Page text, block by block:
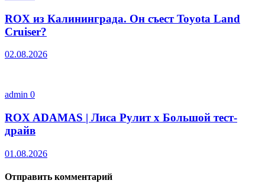
ROX из Калининграда. Он съест Toyota Land
Cruiser?
02.08.2026
admin 0
ROX ADAMAS | Лиса Рулит х Большой тест-
драйв
01.08.2026
Отправить комментарий